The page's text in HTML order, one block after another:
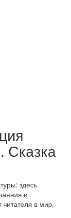
Сказка
здесь
и
читателя в мир,